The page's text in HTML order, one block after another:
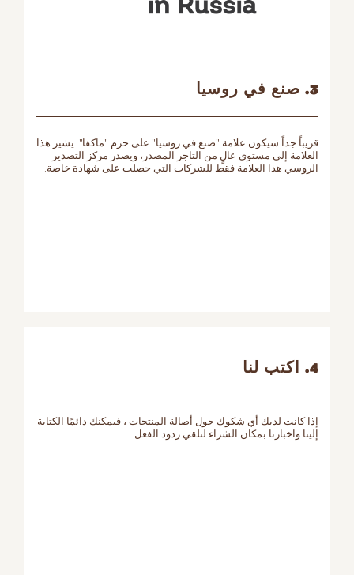
3. صنع في روسيا
قريباً جداً سيكون علامة "صنع في روسيا" على حزم "ماكفا". يشير هذا
العلامة إلى مستوى عالٍ من التاجر المصدر، ويصدر مركز التصدير
الروسي هذا العلامة فقط للشركات التي حصلت على شهادة خاصة.
4. اكتب لنا
إذا كانت لديك أي شكوك حول أصالة المنتجات ، فيمكنك دائمًا الكتابة
إلينا واخبارنا بمكان الشراء لتلقي ردود الفعل.